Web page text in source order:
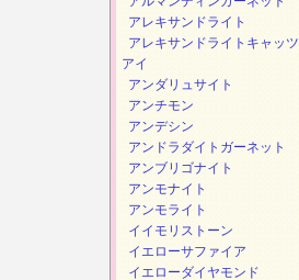
アレキサンドライト
アレキサンドライトキャッツ
アイ
アンダリュサイト
アンチモン
アンデシン
アンドラダイトガーネット
アンブリゴナイト
アンモナイト
アンモライト
イイモリストーン
イエローサファイア
イエローダイヤモンド